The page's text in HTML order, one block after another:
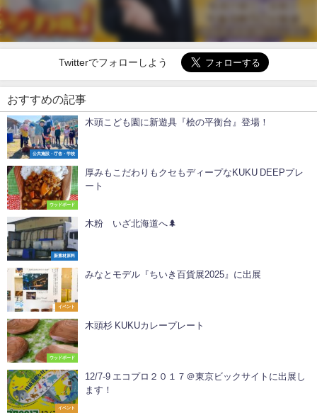
Twitterでフォローしよう
おすすめの記事
公共施設・庁舎・学校
木頭こども園に新遊具『桧の平衡台』登場！
ウッドボード
厚みもこだわりもクセもディープなKUKU DEEPプレ
ート
新素材原料
木粉 いざ北海道へ🌲
イベント
みなとモデル『ちいき百貨展2025』に出展
ウッドボード
木頭杉 KUKUカレープレート
イベント
12/7-9 エコプロ２０１７＠東京ビックサイトに出展し
ます！